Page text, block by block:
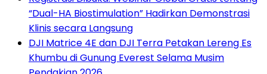
“Dual-HA Biostimulation” Hadirkan Demonstrasi
Klinis secara Langsung
DJI Matrice 4E dan DJI Terra Petakan Lereng Es
Khumbu di Gunung Everest Selama Musim